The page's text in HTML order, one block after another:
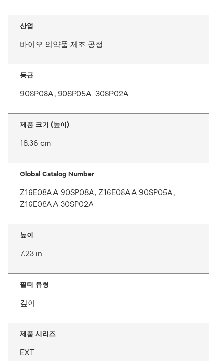
산업
바이오 의약품 제조 공정
등급
90SP08A, 90SP05A, 30SP02A
제품 크기 (높이)
18.36 cm
Global Catalog Number
Z16E08AA 90SP08A, Z16E08AA 90SP05A,
Z16E08AA 30SP02A
높이
7.23 in
필터 유형
깊이
제품 시리즈
EXT